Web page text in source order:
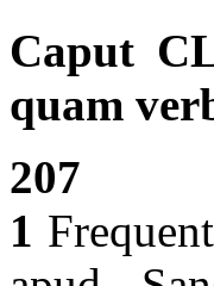
Caput
quam
207
1